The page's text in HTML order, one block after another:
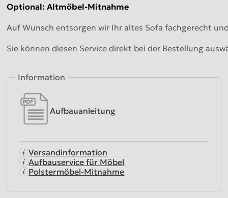
Optional: Altmöbel-Mitnahme
Auf Wunsch entsorgen wir Ihr altes Sofa fachgerecht
Sie können diesen Service direkt bei der Bestellung
Information
Aufbauanleitung
Versandinformation
Aufbauservice für Möbel
Polstermöbel-Mitnahme